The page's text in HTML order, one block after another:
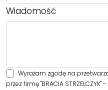
Wiadomość
Wyrażam zgodę na
przez firmę "BRACIA STRZELCZYK" -